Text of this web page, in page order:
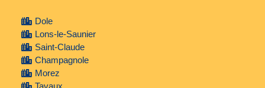
Dole
Lons-le-Saunier
Saint-Claude
Champagnole
Morez